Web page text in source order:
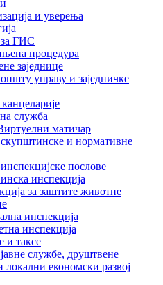
и уверења
ГИС
процедура
заједнице
управу и заједничке
служба
матичар
и нормативне
послове
инспекција
за заштите животне
инспекција
инспекција
и таксе
службе, друштвене
локални економски развој